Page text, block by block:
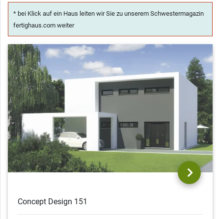
* bei Klick auf ein Haus leiten wir Sie zu unserem Schwestermagazin
fertighaus.com weiter
Concept Design 151